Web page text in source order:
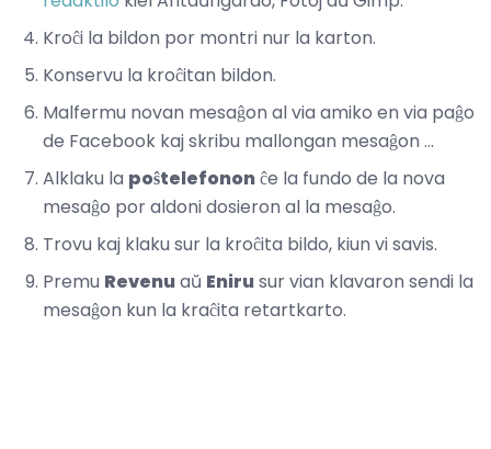
Kroĉi la bildon por montri nur la karton.
Konservu la kroĉitan bildon.
Malfermu novan mesaĝon al via amiko en via paĝo
de Facebook kaj skribu mallongan mesaĝon ...
Alklaku la poŝtelefononĉe la fundo de la nova
mesaĝo por aldoni dosieron al la mesaĝo.
Trovu kaj klaku sur la kroĉita bildo, kiun vi savis.
Premu Revenuaŭ Enirusur vian klavaron sendi la
mesaĝon kun la kraĉita retartkarto.